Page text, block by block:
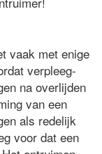
vaak met enige
verpleeg-
na overlijden
van een
als redelijk
voor dat een